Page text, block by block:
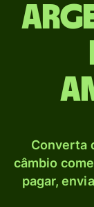
Converta
câmbio
pagar,